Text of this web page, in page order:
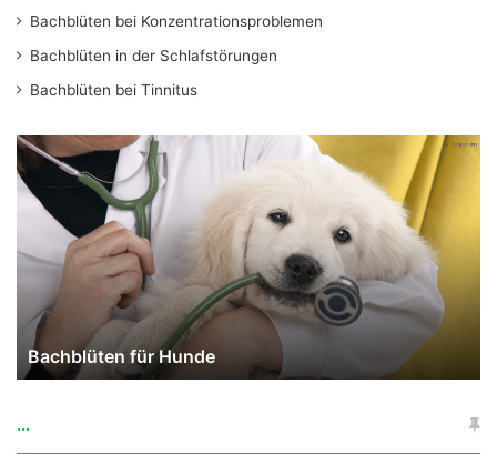
Bachblüten bei Konzentrationsproblemen
Bachblüten in der Schlafstörungen
Bachblüten bei Tinnitus
Bachblüten
für
Tiere
und
Haustiere
Bachblüten für Tiere und Haustiere
…